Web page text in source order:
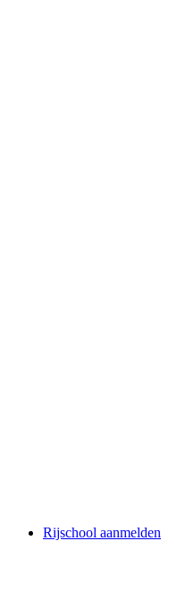
Rijschool aanmelden